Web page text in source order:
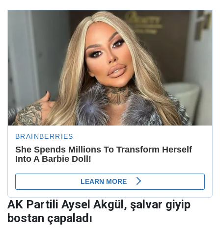
AK Partili Aysel Akgül, şalvar giyip
bostan çapaladı